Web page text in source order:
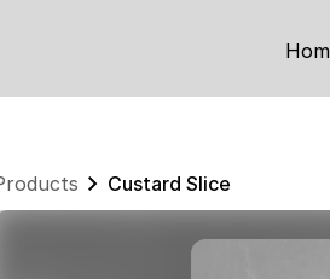
Custard Slice